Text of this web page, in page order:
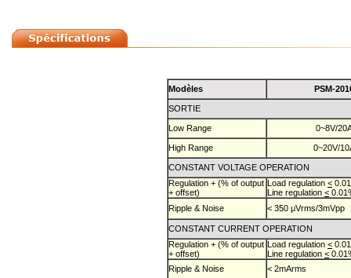
Modèles PSM-
SORTIE
Low Range 0~8V/
High Range 0~20V/
CONSTANT VOLTAGE OPERATION
Regulation + (% of output
+ offset)
Load regulation <
Line regulation <
Ripple & Noise
< 350 μVrms/3mVpp
CONSTANT CURRENT OPERATION
Regulation + (% of output
+ offset)
Load regulation <
Line regulation <
Ripple & Noise
< 2mArms